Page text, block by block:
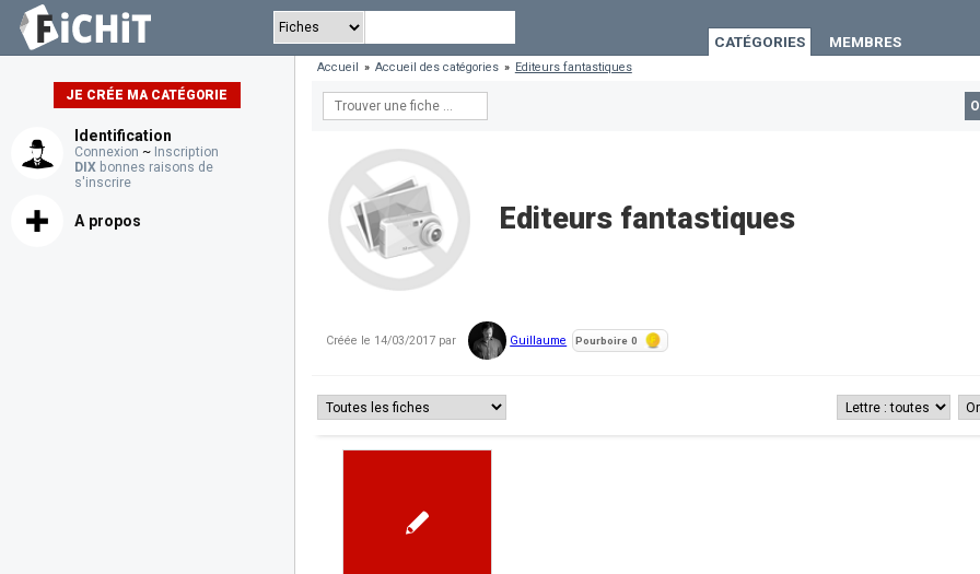
CATÉGORIES MEMBRES
JE CRÉE MA CATÉGORIE
Identification
Connexion ~ Inscription
DIX bonnes raisons de
s'inscrire
A propos
Accueil » Accueil des catégories » Editeurs fantastiques
Editeurs fantastiques
Créée le 14/03/2017 par Guillaume Pourboire 0